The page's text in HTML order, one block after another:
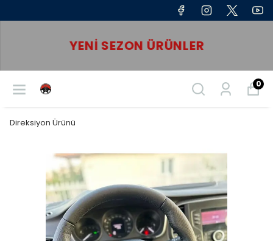
YENI SEZON ÜRÜNLER
0
Direksiyon Ürünü